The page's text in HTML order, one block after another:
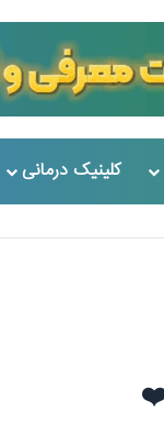
کلینیک درمانی